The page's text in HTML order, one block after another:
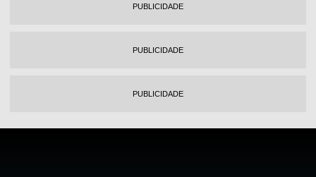
PUBLICIDADE
PUBLICIDADE
PUBLICIDADE